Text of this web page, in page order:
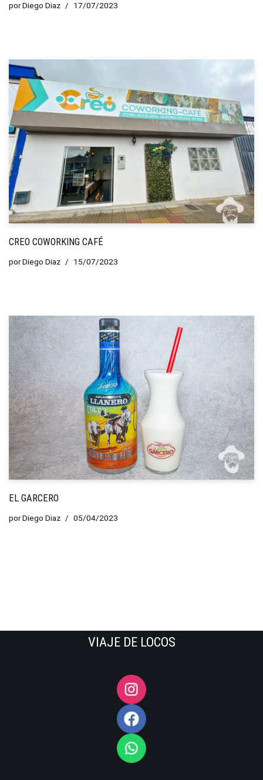
porDiego Diaz 17/07/2023
CREO COWORKING CAFÉ
porDiego Diaz 15/07/2023
EL GARCERO
porDiego Diaz 05/04/2023
VIAJE DE LOCOS